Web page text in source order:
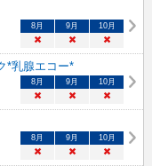
8 月 9 月 10月
× × ×
*乳腺エコー*
8 月 9 月 10月
× × ×
8 月 9 月 10月
× × ×